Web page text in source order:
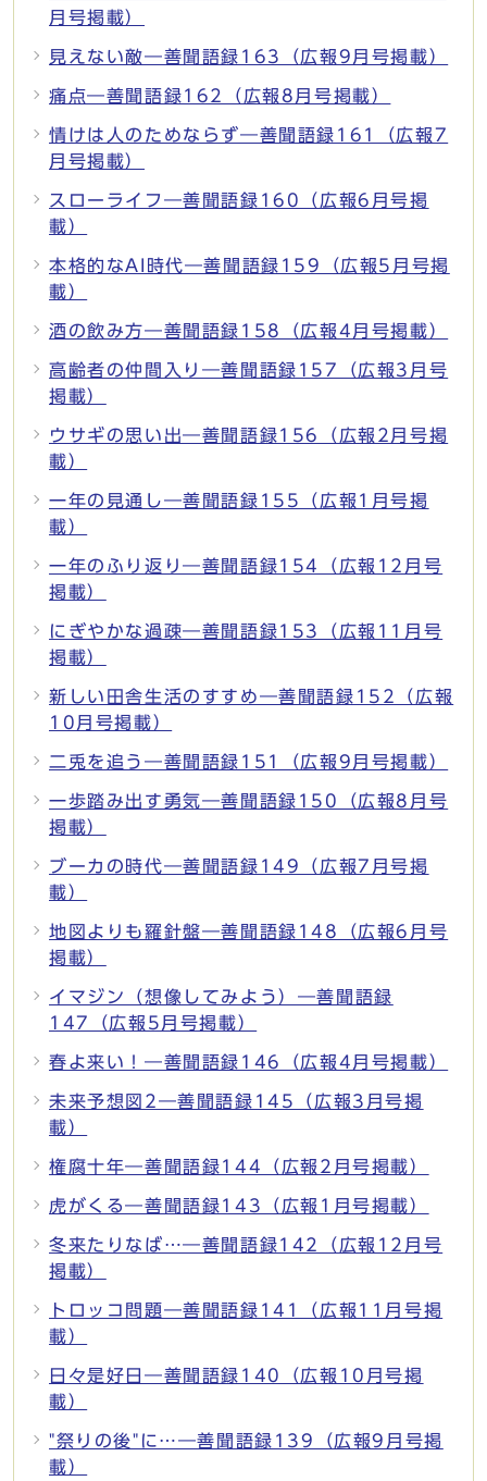
月号掲載）
見えない敵―善聞語録163（広報9月号掲載）
痛点―善聞語録162（広報8月号掲載）
情けは人のためならず―善聞語録161（広報7
月号掲載）
スローライフ―善聞語録160（広報6月号掲
載）
本格的なAI時代―善聞語録159（広報5月号掲
載）
酒の飲み方―善聞語録158（広報4月号掲載）
高齢者の仲間入り―善聞語録157（広報3月号
掲載）
ウサギの思い出―善聞語録156（広報2月号掲
載）
一年の見通し―善聞語録155（広報1月号掲
載）
一年のふり返り―善聞語録154（広報12月号
掲載）
にぎやかな過疎―善聞語録153（広報11月号
掲載）
新しい田舎生活のすすめ―善聞語録152（広報
10月号掲載）
二兎を追う―善聞語録151（広報9月号掲載）
一歩踏み出す勇気―善聞語録150（広報8月号
掲載）
ブーカの時代―善聞語録149（広報7月号掲
載）
地図よりも羅針盤―善聞語録148（広報6月号
掲載）
イマジン（想像してみよう）―善聞語録
147（広報5月号掲載）
春よ来い！―善聞語録146（広報4月号掲載）
未来予想図2―善聞語録145（広報3月号掲
載）
権腐十年―善聞語録144（広報2月号掲載）
虎がくる―善聞語録143（広報1月号掲載）
冬来たりなば…―善聞語録142（広報12月号
掲載）
トロッコ問題―善聞語録141（広報11月号掲
載）
日々是好日―善聞語録140（広報10月号掲
載）
"祭りの後"に…―善聞語録139（広報9月号掲
載）